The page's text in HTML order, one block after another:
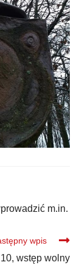
m.in.
wpis
wstęp wolny